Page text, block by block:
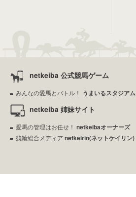
netkeiba 公式競馬ゲーム
みんなの愛馬とバトル！ うまいるスタジアム
netkeiba 姉妹サイト
愛馬の管理はお任せ！ netkeibaオーナーズ
競輪総合メディア netkeirin(ネットケイリン)